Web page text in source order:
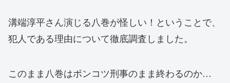
溝端淳平さん演じる八巻が怪しい！ということで、
犯人である理由について徹底調査しました。
このまま八巻はポンコツ刑事のまま終わるのか…